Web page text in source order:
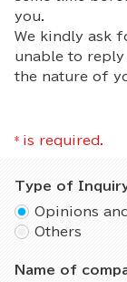
you.
We kindly ask
unable to
the nature of
* is required.
Type of
Opinions
Others
Name of